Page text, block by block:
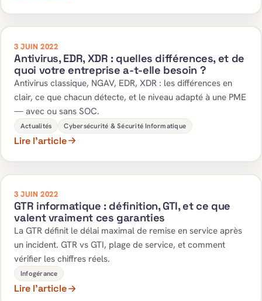
3 JUIN 2022
Antivirus, EDR, XDR : quelles différences, et de
quoi votre entreprise a-t-elle besoin ?
Antivirus classique, NGAV, EDR, XDR : les différences en
clair, ce que chacun détecte, et le niveau adapté à une PME
— avec ou sans SOC.
Actualités Cybersécurité & Sécurité Informatique
Lire l’article
3 JUIN 2022
GTR informatique : définition, GTI, et ce que
valent vraiment ces garanties
La GTR définit le délai maximal de remise en service après
un incident. GTR vs GTI, plage de service, et comment
vérifier les chiffres réels.
Infogérance
Lire l’article